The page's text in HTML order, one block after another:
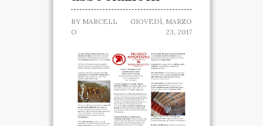
RICONOSCIMENTI
TARANTO SPARTANA
BY MARCELL
O
GIOVEDÌ, MARZO
23, 2017